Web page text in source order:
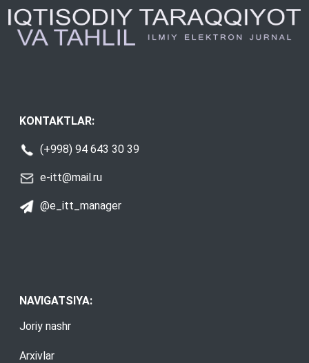
KONTAKTLAR:
(+998) 94 643 30 39
e-itt@mail.ru
@e_itt_manager
NAVIGATSIYA:
Joriy nashr
Arxivlar